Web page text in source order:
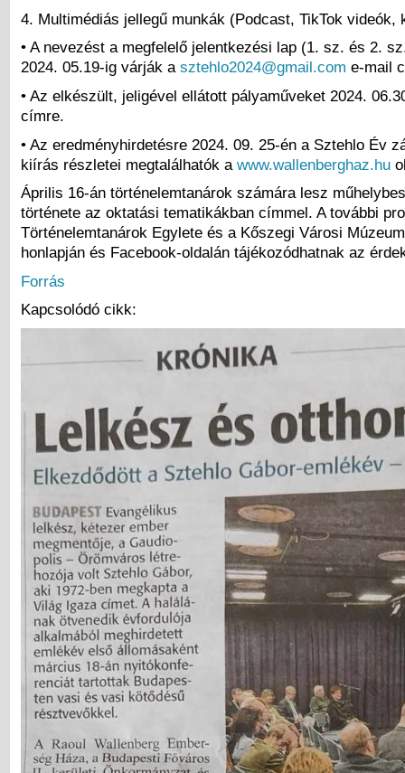
4. Multimédiás jellegű munkák (Podcast, TikTok videók,
• A nevezést a megfelelő jelentkezési lap (1. sz. és 2.
2024. 05.19-ig várják a sztehlo2024@gmail.com e-mail
• Az elkészült, jeligével ellátott pályaműveket 2024.
címre.
• Az eredményhirdetésre 2024. 09. 25-én a Sztehlo Év
kiírás részletei megtalálhatók a www.wallenberghaz.hu
Április 16-án történelemtanárok számára lesz
története az oktatási tematikákban címmel. A további
Történelemtanárok Egylete és a Kőszegi Városi
honlapján és Facebook-oldalán tájékozódhatnak az
Forrás
Kapcsolódó cikk: